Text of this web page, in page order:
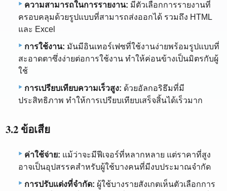
ความสามารถในการรายงาน: มีตัวเลือกการรายงานที่
ครอบคลุมด้วยรูปแบบที่สามารถส่งออกได้ รวมถึง HTML
และ Excel
การใช้งาน: มันมีอินเทอร์เฟซที่ใช้งานง่ายพร้อมรูปแบบที่
สะอาดตาซึ่งง่ายต่อการใช้งาน ทำให้ค่อนข้างเป็นมิตรกับผู้
ใช้
การเปรียบเทียบความเร็วสูง: ด้วยอัลกอริธึมที่มี
ประสิทธิภาพ ทำให้การเปรียบเทียบเสร็จสิ้นได้เร็วมาก
3.2 ข้อเสีย
ค่าใช้จ่าย: แม้ว่าจะมีฟีเจอร์ที่หลากหลาย แต่ราคาที่สูง
อาจเป็นอุปสรรคสำหรับผู้ใช้บางคนที่มีงบประมาณจำกัด
การปรับแต่งที่จำกัด: ผู้ใช้บางรายสังเกตเห็นตัวเลือกการ